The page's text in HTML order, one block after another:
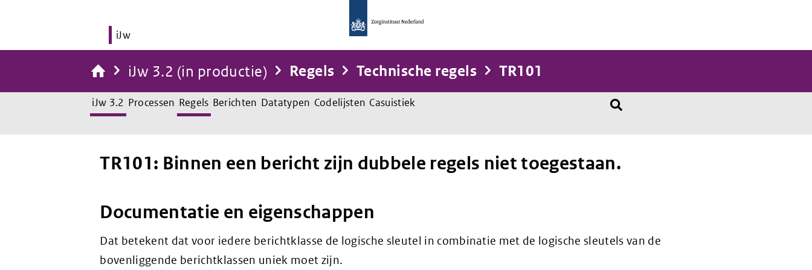
iJw
iJw 3.2 (in productie) Regels Technische regels TR101
iJw 3.2 Processen Regels Berichten Datatypen Codelijsten Casuistiek
TR101: Binnen een bericht zijn dubbele regels niet toegestaan.
Documentatie en eigenschappen
Dat betekent dat voor iedere berichtklasse de logische sleutel in combinatie met de logische sleutels van de
bovenliggende berichtklassen uniek moet zijn.